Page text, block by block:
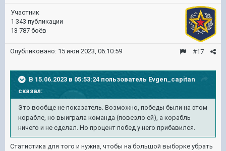
Участник
1 343 публикации
13 787 боёв
#17
Опубликовано: 15 июн 2023, 06:10:59
В 15.06.2023 в 05:53:24 пользователь Evgen_capitan
сказал:
Это вообще не показатель. Возможно, победы были на этом
корабле, но выиграла команда (повезло ей), а корабль
ничего и не сделал. Но процент побед у него прибавился.
Статистика для того и нужна, чтобы на большой выборке убрать